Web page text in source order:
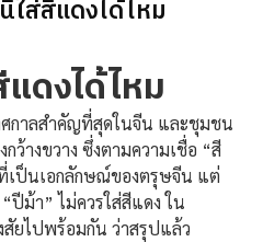
ใส่สีแดงได้ไหม
ดงได้ไหม
ลสำคัญที่สุดในจีน และชุมชน
ว้างขวาง ซึ่งตามความเชื่อ “สี
เป็นเอกลักษณ์ของตรุษจีน แต่
ปีม้า” ไม่ควรใส่สีแดง ใน
ยไปพร้อมกัน ว่าสรุปแล้ว